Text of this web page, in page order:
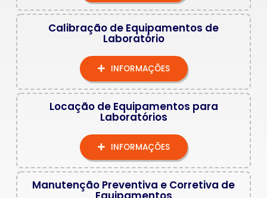
Calibração de Equipamentos de
Laboratório
INFORMAÇÕES
Locação de Equipamentos para
Laboratórios
INFORMAÇÕES
Manutenção Preventiva e Corretiva de